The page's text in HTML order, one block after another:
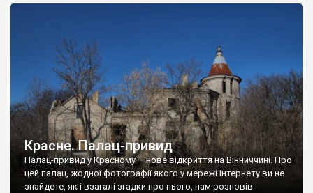
Красне. Палац-привид
Палац-привид у Красному – нове відкриття на Вінниччині. Про
цей палац, жодної фотографії якого у мережі інтернету ви не
знайдете, як і взагалі згадки про нього, нам розповів